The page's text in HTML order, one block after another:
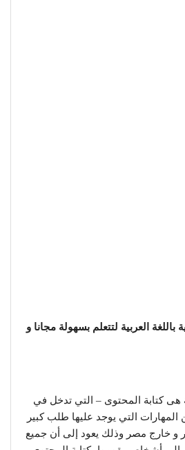
العربية لتتعلم بسهولة مجانا و
هى كتابة المحتوى – التي تدخل في
المهارات التي يوجد عليها طلب كبير
خارج مصر وذلك يعود إلى أن جميع